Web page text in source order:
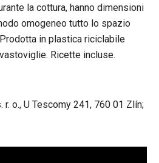
la cottura, hanno dimensioni
omogeneo tutto lo spazio
in plastica riciclabile
Ricette incluse.
r. o., U Tescomy 241, 760 01 Zlín;